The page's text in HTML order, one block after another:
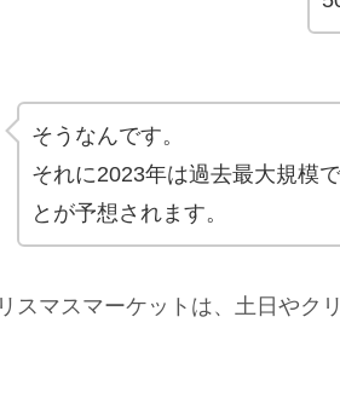
そうなんです。
それに2023年は過去最大規模
とが予想されます。
スマスマーケットは、土日やク